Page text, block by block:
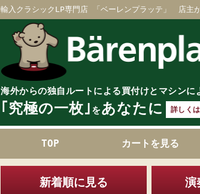
輸入クラシックLP専門店 「ベーレンプラッテ」 店主
海外からの独自ルートによる買付けとマシンに
｢究極の一枚｣ をあなたに 詳しく
TOP カートを見る
新着順に見る 演